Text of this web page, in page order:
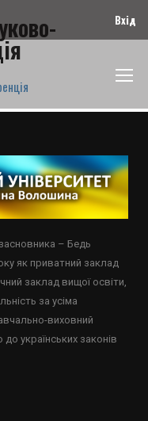
Вхід
– Бедь
як приватний заклад
заклад вищої освіти,
за усіма
виховний
до українських законів